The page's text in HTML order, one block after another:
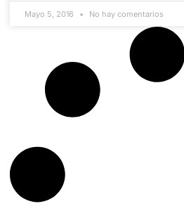
Mayo 5, 2016 No hay comentarios